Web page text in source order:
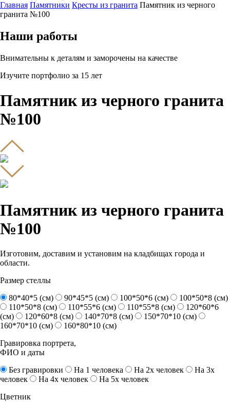
Главная Памятники Кресты из гранита Памятник из черного
гранита №100
Наши работы
Внимательны к деталям и заморочены на качестве
Изучите портфолио за 15 лет
Памятник из черного гранита
№100
Памятник из черного гранита
№100
Изготовим, доставим и установим на кладбищах города и
области.
Размер стеллы
80*40*5 (см)
90*45*5 (см) 100*50*6 (см)
100*50*8 (см)
110*50*8 (см)
110*55*6 (см) 110*55*8 (см)
120*60*6
(см)
120*60*8 (см) 140*70*8 (см)
150*70*10 (см)
160*70*10 (см)
160*80*10 (см)
Гравировка портрета,
ФИО и даты
Без гравировки
На 1 человека На 2х человек
На 3х
человек
На 4х человек
На 5х человек
Цветник